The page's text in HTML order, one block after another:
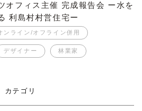
オフィス主催 完成報告会 ー水を
利島村村営住宅ー
ンライン/オフライン併用
デザイナー 林業家
カテゴリ